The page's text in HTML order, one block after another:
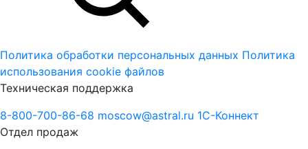
Политика обработки персональных данных Политика
использования cookie файлов
Техническая поддержка
8-800-700-86-68 moscow@astral.ru 1С-Коннект
Отдел продаж